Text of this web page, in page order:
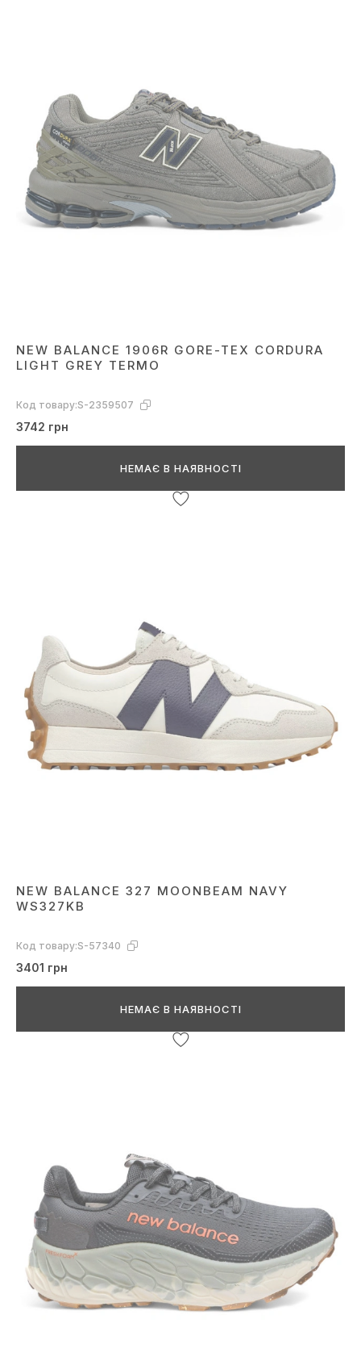
NEW BALANCE 1906R GORE-TEX CORDURA
LIGHT GREY TERMO
Код товару:S-2359507
3742 грн
НЕМАЄ В НАЯВНОСТІ
NEW BALANCE 327 MOONBEAM NAVY
WS327KB
Код товару:S-57340
3401 грн
НЕМАЄ В НАЯВНОСТІ